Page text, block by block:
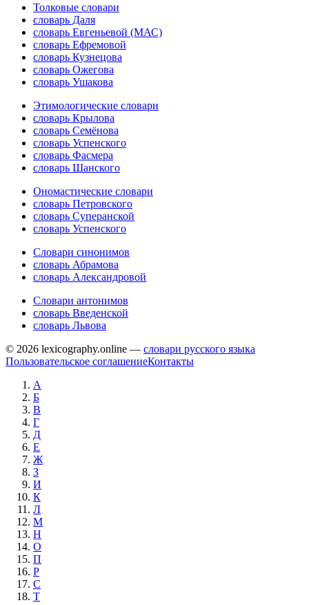
Толковые словари
словарь Даля
словарь Евгеньевой (МАС)
словарь Ефремовой
словарь Кузнецова
словарь Ожегова
словарь Ушакова
Этимологические словари
словарь Крылова
словарь Семёнова
словарь Успенского
словарь Фасмера
словарь Шанского
Ономастические словари
словарь Петровского
словарь Суперанской
словарь Успенского
Словари синонимов
словарь Абрамова
словарь Александровой
Словари антонимов
словарь Введенской
словарь Львова
© 2026 lexicography.online — словари русского языка
Пользовательское соглашениеКонтакты
А
Б
В
Г
Д
Е
Ж
З
И
К
Л
М
Н
О
П
Р
С
Т